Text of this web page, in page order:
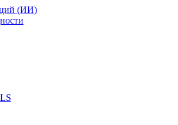
(ИИ)